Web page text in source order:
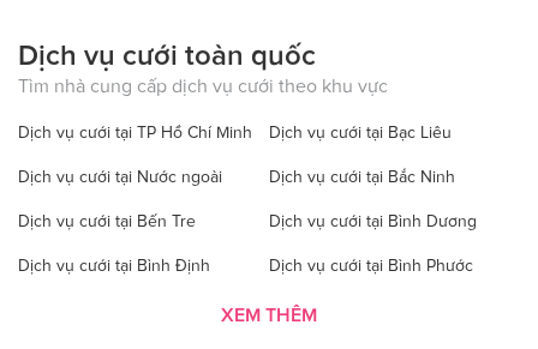
Dịch vụ cưới toàn quốc
Tìm nhà cung cấp dịch vụ cưới theo khu vực
Dịch vụ cưới tại TP Hồ Chí Minh Dịch vụ cưới tại Bạc Liêu
Dịch vụ cưới tại Nước ngoài Dịch vụ cưới tại Bắc Ninh
Dịch vụ cưới tại Bến Tre Dịch vụ cưới tại Bình Dương
Dịch vụ cưới tại Bình Định Dịch vụ cưới tại Bình Phước
Dịch vụ cưới tại Bình Thuận Dịch vụ cưới tại Cà Mau
XEM THÊM